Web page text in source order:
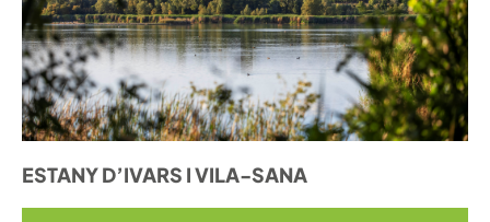
ESTANY D’IVARS I VILA-SANA